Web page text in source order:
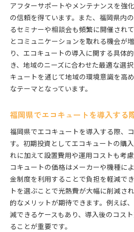
アフターサポートやメンテナンスを強
の信頼を得ています。また、福岡県内
るセミナーや相談会も頻繁に開催され
とコミュニケーションを取れる機会が
り、エコキュートの導入に関する具体
き、地域のニーズに合わせた最適な選
キュートを通じて地域の環境意識を高
なテーマとなっています。
福岡県でエコキュートを導入する
福岡県でエコキュートを導入する際、
す。初期投資としてエコキュートの購
れに加えて設置費用や運用コストも考
コキュートの価格はメーカーや機種に
金制度を利用することで負担を軽減で
トを選ぶことで光熱費が大幅に削減さ
的なメリットが期待できます。例えば
減できるケースもあり、導入後のコス
ることが重要です。